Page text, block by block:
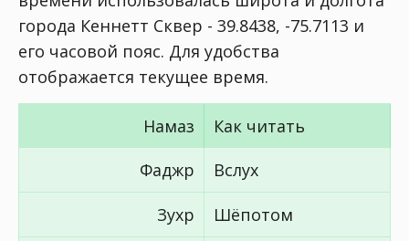
города Кеннетт Сквер - 39.8438, -75.7113 и
его часовой пояс. Для удобства
отображается текущее время.
Намаз
Как читать
Фаджр
Вслух
Зухр Шёпотом